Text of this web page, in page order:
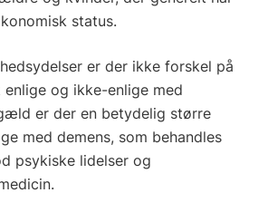
status.
er der ikke forskel på
og ikke-enlige med
er der en betydelig større
med demens, som behandles
psykiske lidelser og